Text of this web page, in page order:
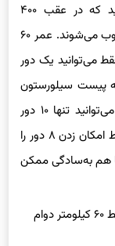
به همین دلیل، لاستیک‌های مسابقه‌ای بولاید که در عقب ۴۰۰
میلی‌متر عرض دارند، پس از تنها چند کیلومتر ذوب می‌شوند. عمر ۶۰
می‌توانید یک دور
پیست سیلورستون
بریتانیا بروید که هر دور ۵.۸۹ کیلومتر است، می‌توانید تنها ۱۰ دور
بزنید و در پیست ۶.۹۲ کیلومتری اسپا بلژیک فقط امکان زدن ۸ دور را
هم به‌سادگی ممکن